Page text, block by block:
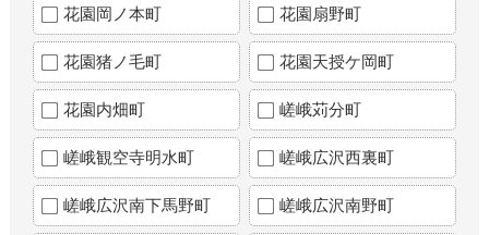
花園岡ノ本町 花園扇野町
花園猪ノ毛町 花園天授ケ岡町
花園内畑町 嵯峨苅分町
嵯峨観空寺明水町 嵯峨広沢西裏町
嵯峨広沢南下馬野町 嵯峨広沢南野町